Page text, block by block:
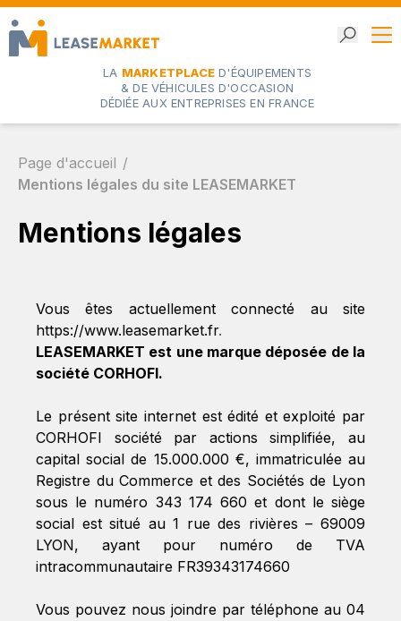
LA MARKETPLACE D'ÉQUIPEMENTS
& DE VÉHICULES D'OCCASION
DÉDIÉE AUX ENTREPRISES EN FRANCE
Page d'accueil
Mentions légales du site LEASEMARKET
Mentions légales
Vous êtes actuellement connecté au site
https://www.leasemarket.fr.
LEASEMARKET est une marque déposée de la
société CORHOFI.
Le présent site internet est édité et exploité par
CORHOFI société par actions simplifiée, au
capital social de 15.000.000 €, immatriculée au
Registre du Commerce et des Sociétés de Lyon
sous le numéro 343 174 660 et dont le siège
social est situé au 1 rue des rivières – 69009
LYON, ayant pour numéro de TVA
intracommunautaire FR39343174660
Vous pouvez nous joindre par téléphone au 04